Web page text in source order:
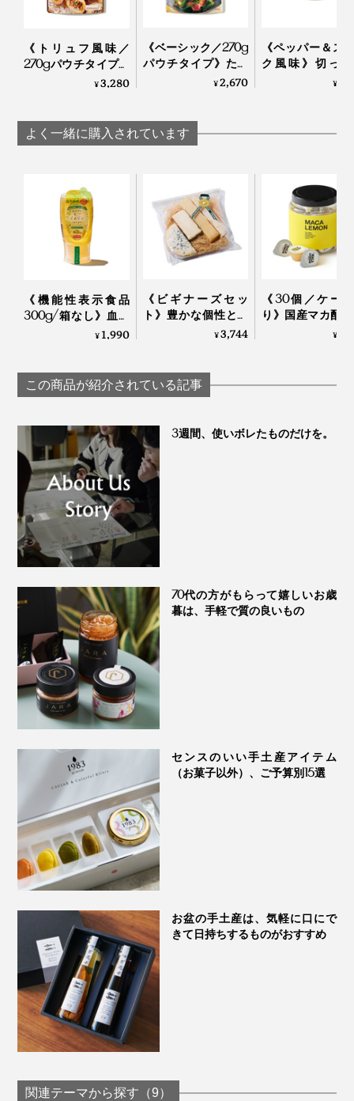
オイル仕立てのしょうゆ味、アーモンドの食感が、新し
料理研究家・中医薬膳師の村岡奈弥さんのアドバイスの
もと、栄養と食感にすぐれた『サクサクしょうゆアーモ
ンド』はできあがりました。
本品は、お試し用にぴったりの単品1本。ひとさじで、
切っただけの野菜、いつもの炒め物、焼き魚やソテー、
パン、ご飯が、まだ体験したことがないおいしさに、生
まれ変わりますよ。
あなたも、新感覚の“食べる調味料”、味わってみてくだ
さい。きっとハマるはず！
《トリュフ風味／
270gパウチタイプ》
トリュフの香りが、
と風味豊かなもろみ
入りしょうゆが、料
料」｜サクサクしょ
うゆアーモンド トリ
ュフ風味
¥3,280
《ベーシック／270g
パウチタイプ》たっ
ぷり大容量！ サクサ
りしょうゆが、料理
をグンとおいしくす
アーモンド
¥2,670
《ペッパー＆ス
ク風味》切っ
け・ゆでただけ
¥
よく一緒に購入されています
《機能性表示食品
300g/箱なし》血糖
値上昇をゆるやかに
しいイヌリンはちみ
つ」｜My Honey
¥1,990
《ビギナーズセッ
ト》豊かな個性と食
べやすさが両立する
｜Fermier フェルミエ
¥3,744
《30個／ケー
り》国産マカ配
はハイボール、
¥
この商品が紹介されている記事
3週間、使いボレたものだけを。
70代の方がもらって嬉しいお歳
暮は、手軽で質の良いもの
センスのいい手土産アイテム
（お菓子以外）、ご予算別15選
お盆の手土産は、気軽に口にで
きて日持ちするものがおすすめ
関連テーマから探す（9）